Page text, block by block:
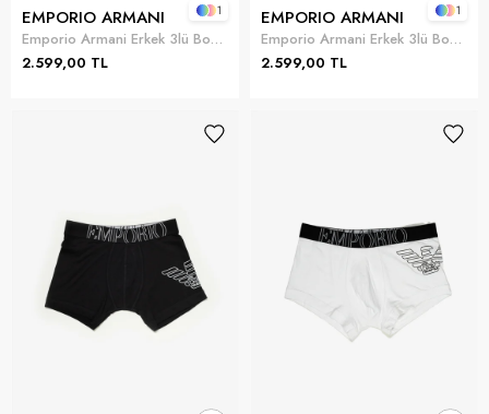
EMPORIO ARMANI
Emporio Armani Erkek 3lü Boxer Siyah
2.599,00 TL
1 EMPORIO ARMANI
Emporio Armani Erkek 3lü Boxer Çok Renkli
2.599,00 TL
1